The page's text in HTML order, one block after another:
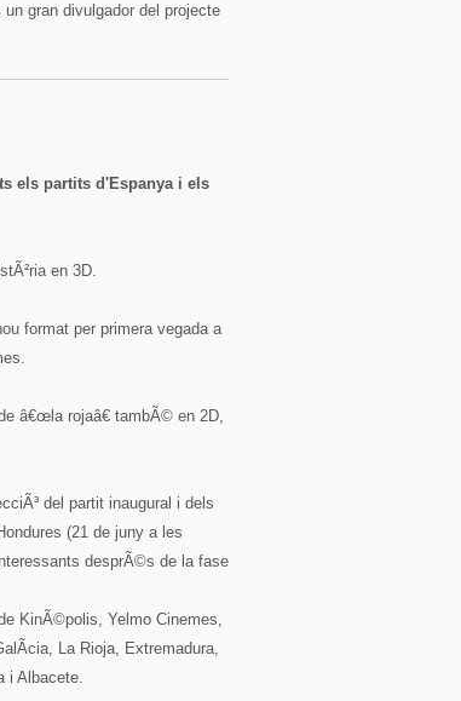
gran divulgador del projecte
els partits d'Espanya i els
en 3D.
format per primera vegada a
â€œla rojaâ€ tambÃ© en 2D,
del partit inaugural i dels
(21 de juny a les
desprÃ©s de la fase
KinÃ©polis, Yelmo Cinemes,
La Rioja, Extremadura,
i Albacete.